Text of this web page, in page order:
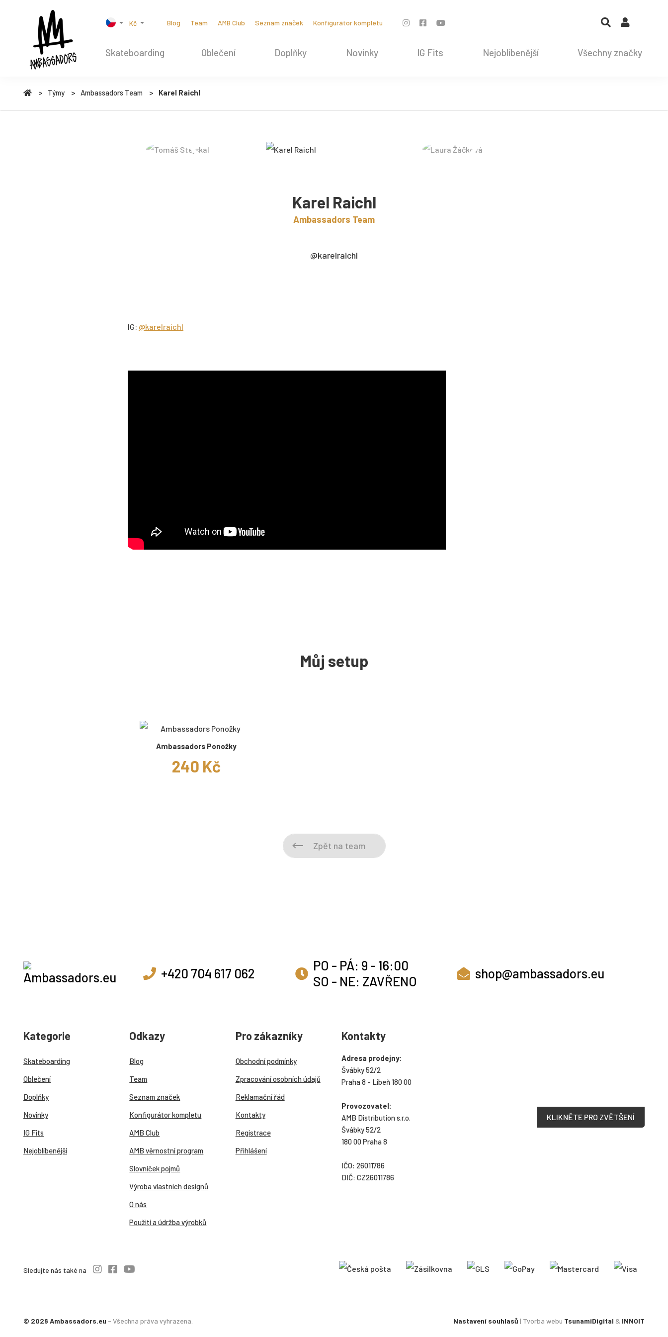
Kč Blog Team AMB Club Seznam značek Konfigurátor kompletu
Skateboarding Oblečení Doplňky Novinky IG Fits Nejoblíbenější Všechny značky
Týmy Ambassadors Team Karel Raichl
Karel Raichl
Ambassadors Team
@karelraichl
IG: @karelraichl
Můj setup
Ambassadors Ponožky
240 Kč
Zpět na team
+420 704 617 062
PO - PÁ: 9 - 16:00
SO - NE: ZAVŘENO
shop@ambassadors.eu
Kategorie
Skateboarding
Oblečení
Doplňky
Novinky
IG Fits
Nejoblíbenější
Odkazy
Blog
Team
Seznam značek
Konfigurátor kompletu
AMB Club
AMB věrnostní program
Slovníček pojmů
Výroba vlastních designů
O nás
Použití a údržba výrobků
Pro zákazníky
Obchodní podmínky
Zpracování osobních údajů
Reklamační řád
Kontakty
Registrace
Přihlášení
Kontakty
Adresa prodejny:
Švábky 52/2
Praha 8 - Libeň 180 00
Provozovatel:
AMB Distribution s.r.o.
Švábky 52/2
180 00 Praha 8
IČO: 26011786
DIČ: CZ26011786
KLIKNĚTE PRO ZVĚTŠENÍ
Sledujte nás také na
© 2026 Ambassadors.eu - Všechna práva vyhrazena. Nastavení souhlasů | Tvorba webu TsunamiDigital & INNOIT